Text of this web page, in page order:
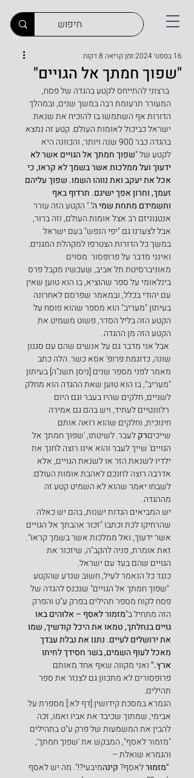
"שפוך חמתך אל הגויים"
16 בספט׳ 2024 זמן קריאה 8 דקות
ברצוני להתייחס לקטע בהגדה של פסח,
המעורר תרעומת רבה במשך שנים, ובמהלך
הדורות אף השתמשו בו להוכיח את שנאת
ישראל כביכול לאומות העולם. קטע זה נמצא
בהגדה כבר 900 שנה ויותר, והכוונה היא
לקטע של "שפוך חמתך אל הגויים אשר לא
ידעוך ועל ממלכות אשר בשמך לא קראו, כי
אכל את יעקב ואת נווהו השמו. שפוך עליהם
זעמך, וחרון אפך ישיגם. תרדוף באף
ותשמידם מתחת שמי ה'." הקטע הזה עורר
אנטגוניזם רב אצל אומות העולם, וזה ברור,
אבל לצערנו גם "יפי הנפש" בעם ישראל
במשך כל הדורות הצטרפו למקהלת המגנים.
ואינני מדבר על פרופסור  מסוים
מאוניברסיטת תל אביב, שעכשיו מקבל פרס
בינלאומי על ספר שהוציא, בו הוא טוען שאין
עם יהודי בכלל, ובמאמר שפרסם לאחרונה
בעיתון "מעריב" הוא מספר שהוא פוסח על
הקטע הזה בליל הסדר, פשוט משמיט את
הקטע הזה מן ההגדה.
אבל אני מדבר גם על אנשים שהם עם סגנון
שונה, כדוגמת פרופ' אסא כשר. הלה כתב
מאמר לפני מספר שנים [ניסן תשנ"ה] בעיתון
"מעריב", בו הוא טוען שאת ההגדה הוא מחלק
לשניים, חלקים שהיו בעבר וגם היום
רלוונטיים לעתיד, ויש בהם גם אמירה
חינוכית, וחלקים שהוא רואה אותם
שייכיםרק לעבר. לשיטתו, 'שפוך חמתך אל
הגויים' שייך לעבר והוא אינו רוצה לחנך את
ילדיו לשנאת הזר או לשנאת הגויים, אלא
אדרבה רוצה לחנכם לאהבת אומות העולם.
לשבחו יאמר שהוא לא השמיט קטע זה
מההגדה.
יש המביאים הגדות ישנות, בהם יש כאלה
שהרחיקו לכת וכתבו "זכור אהבתך אל הגויים
אשר ידעוך, ואל ממלכות אשר בשמך קראו".
זאת אומרת, פניה להקב"ה, שיזכור את
הגויים שהם בעד עם ישראל.
כנגד כל הנאמר לעיל, חשוב שנדע שהקטע
"שפוך חמתך אל הגויים" שנכנס להגדה של
פסח לקוח מספר תהילים בפרק ע"ט והפרק
הזה מתחיל ב"מזמור לאסף – אלוהים באו
גויים בנחלתך, טמאו את היכל קודשיך, שמו
את ירושלים לעיים. נתנו את נבלת עבדך
מאכל לעוף השמים, בשר חסידך לחיתו
ארץ." ואני מקווה שאף אחד מאותם
פרופסורים לא מתכוון גם לצנזר את ספר
תהילים.
הגמרא במסכת קידושין [דף לא:] מספרת על
אבימי, שמתוך שכיבד את אביו ואמו, זכה
להבין את המשמעות של פרק ע"ט בתהילים
"מזמור לאסף", המבקש את 'שפוך חמתך',
והגמרא שואלת –
"מזמור לאסף? קינהמיבעי?!". מה יש לאסף